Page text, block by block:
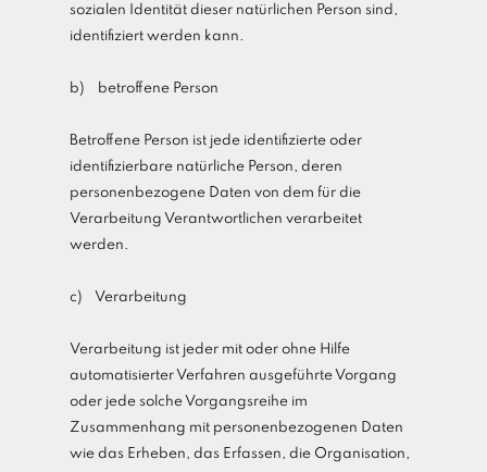
sozialen Identität dieser natürlichen Person sind,
identifiziert werden kann.
b) betroffene Person
Betroffene Person ist jede identifizierte oder
identifizierbare natürliche Person, deren
personenbezogene Daten von dem für die
Verarbeitung Verantwortlichen verarbeitet
werden.
c) Verarbeitung
Verarbeitung ist jeder mit oder ohne Hilfe
automatisierter Verfahren ausgeführte Vorgang
oder jede solche Vorgangsreihe im
Zusammenhang mit personenbezogenen Daten
wie das Erheben, das Erfassen, die Organisation,